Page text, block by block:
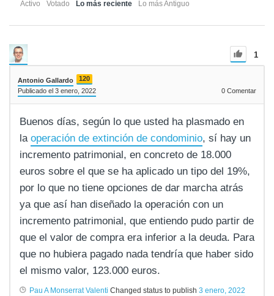
Activo Votado Lo más reciente Lo más Antiguo
1
Antonio Gallardo
120
Publicado el 3 enero, 2022
0 Comentar
Buenos días, según lo que usted ha plasmado en
la operación de extinción de condominio, sí hay un
incremento patrimonial, en concreto de 18.000
euros sobre el que se ha aplicado un tipo del 19%,
por lo que no tiene opciones de dar marcha atrás
ya que así han diseñado la operación con un
incremento patrimonial, que entiendo pudo partir de
que el valor de compra era inferior a la deuda. Para
que no hubiera pagado nada tendría que haber sido
el mismo valor, 123.000 euros.
Pau A Monserrat Valenti Changed status to publish 3 enero, 2022